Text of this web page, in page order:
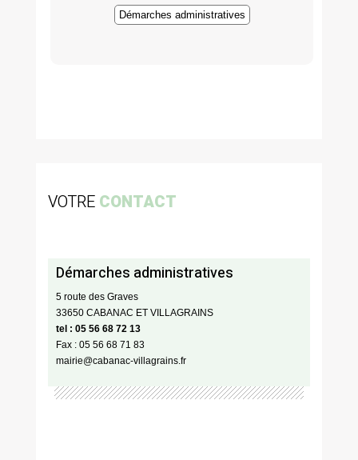
Démarches administratives
VOTRE CONTACT
Démarches administratives
5 route des Graves
33650 CABANAC ET VILLAGRAINS
tel : 05 56 68 72 13
Fax : 05 56 68 71 83
mairie@cabanac-villagrains.fr